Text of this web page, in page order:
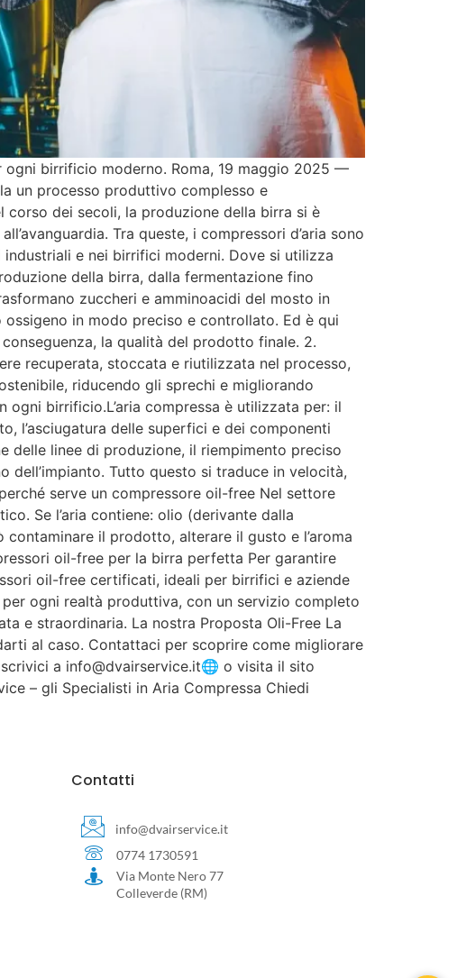
ogni birrificio moderno. Roma, 19 maggio 2025 —
un processo produttivo complesso e
corso dei secoli, la produzione della birra si è
Tra queste, i compressori d’aria sono
e nei birrifici moderni. Dove si utilizza
della birra, dalla fermentazione fino
zuccheri e amminoacidi del mosto in
in modo preciso e controllato. Ed è qui
la qualità del prodotto finale. 2.
recuperata, stoccata e riutilizzata nel processo,
riducendo gli sprechi e migliorando
birrificio.L’aria compressa è utilizzata per: il
l’asciugatura delle superfici e dei componenti
delle linee di produzione, il riempimento preciso
Tutto questo si traduce in velocità,
serve un compressore oil-free Nel settore
Se l’aria contiene: olio (derivante dalla
il prodotto, alterare il gusto e l’aroma
oil-free per la birra perfetta Per garantire
oil-free certificati, ideali per birrifici e aziende
ogni realtà produttiva, con un servizio completo
e straordinaria. La nostra Proposta Oli-Free La
al caso. Contattaci per scoprire come migliorare
a info@dvairservice.it🌐 o visita il sito
– gli Specialisti in Aria Compressa Chiedi
Contatti
info@dvairservice.it
0774 1730591
Via Monte Nero 77
Colleverde (RM)